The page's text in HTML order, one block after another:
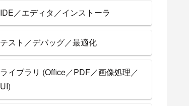
IDE／エディタ／インストーラ
テスト／デバッグ／最適化
ライブラリ (Office／PDF／画像処理／
UI)